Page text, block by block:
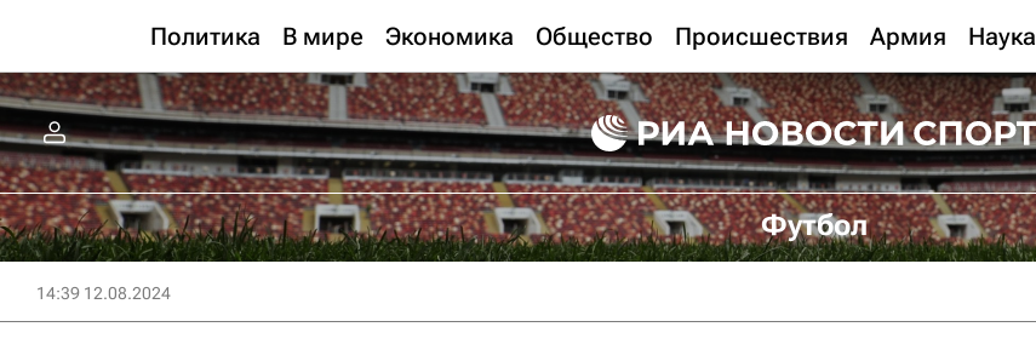
Политика В мире Экономика Общество Происшествия Армия Наука
Футбол
14:39 12.08.2024